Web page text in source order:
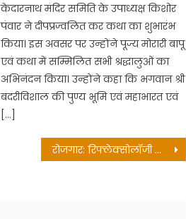
केदारनाथ मंदिर समिति के उपाध्यक्ष किशोर
पंवार ने दीपप्रज्वलित कर कथा का शुभारंभ
किया। इस अवसर पर उन्होंने पूज्य मोरारी बापू
एवं कथा में सम्मिलित सभी श्रद्धालुओं का
अभिनंदन किया। उन्होंने कहा कि भगवान श्री
बदरीविशाल की पुण्य भूमि एवं महाभारत एवं
[…]
रोजगार: रिफ्लेक्सोलॉजी के लिए प्रशिक्षण कैम्प होंगे आयोजित: महाराज